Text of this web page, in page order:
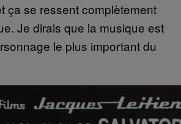
ça se ressent complètement
Je dirais que la musique est
le plus important du